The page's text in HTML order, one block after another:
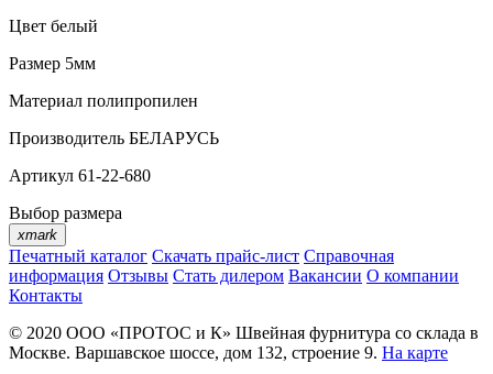
Цвет белый
Размер 5мм
Материал полипропилен
Производитель БЕЛАРУСЬ
Артикул 61-22-680
Выбор размера
xmark
Печатный каталог Скачать прайс-лист Справочная
информация Отзывы Стать дилером Вакансии О компании
Контакты
© 2020 ООО «ПРОТОС и К» Швейная фурнитура со склада в
Москве. Варшавское шоссе, дом 132, строение 9. На карте